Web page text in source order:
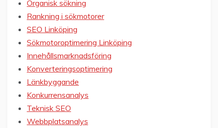
Organisk sökning
Rankning i sökmotorer
SEO Linköping
Sökmotoroptimering Linköping
Innehållsmarknadsföring
Konverteringsoptimering
Länkbyggande
Konkurrensanalys
Teknisk SEO
Webbplatsanalys